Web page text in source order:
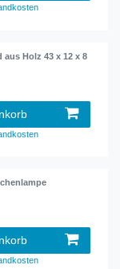
aus Holz 43 x 12 x 8